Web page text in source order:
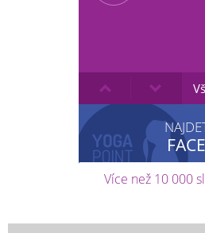
Více než 10 000